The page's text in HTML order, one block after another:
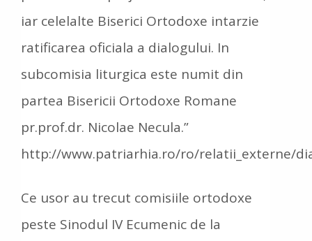
iar celelalte Biserici Ortodoxe intarzie
ratificarea oficiala a dialogului. In
subcomisia liturgica este numit din
partea Bisericii Ortodoxe Romane
pr.prof.dr. Nicolae Necula.”
http://www.patriarhia.ro/ro/relatii_externe/
Ce usor au trecut comisiile ortodoxe
peste Sinodul IV Ecumenic de la